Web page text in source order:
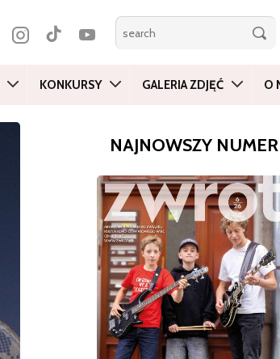
KONKURSY GALERIA ZDJĘĆ O
NAJNOWSZY NUMER